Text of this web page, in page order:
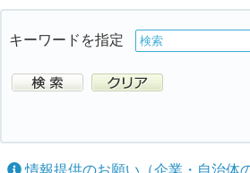
キーワードを指定
情報提供のお願い（企業・自治体